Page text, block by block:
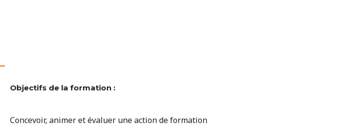
Objectifs de la formation :
Concevoir, animer et évaluer une action de formation